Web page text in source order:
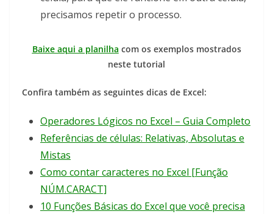
precisamos repetir o processo.
Baixe aqui a planilha com os exemplos mostrados
neste tutorial
Confira também as seguintes dicas de Excel:
Operadores Lógicos no Excel – Guia Completo
Referências de células: Relativas, Absolutas e
Mistas
Como contar caracteres no Excel [Função
NÚM.CARACT]
10 Funções Básicas do Excel que você precisa